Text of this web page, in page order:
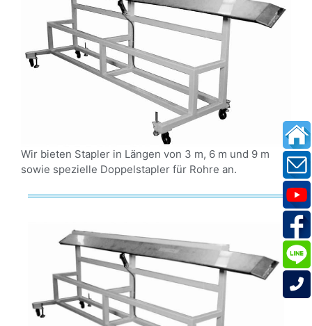
Wir bieten Stapler in Längen von 3 m, 6 m und 9 m
sowie spezielle Doppelstapler für Rohre an.